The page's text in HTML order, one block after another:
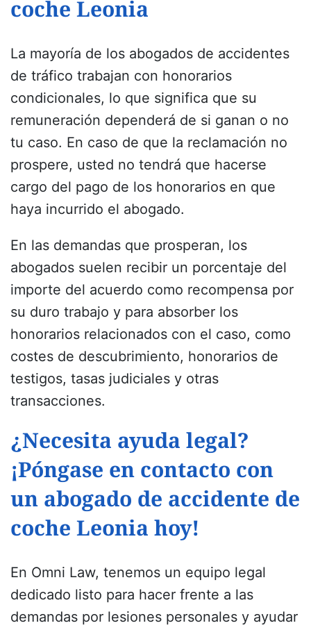
coche Leonia
La mayoría de los abogados de accidentes
de tráfico trabajan con honorarios
condicionales, lo que significa que su
remuneración dependerá de si ganan o no
tu caso. En caso de que la reclamación no
prospere, usted no tendrá que hacerse
cargo del pago de los honorarios en que
haya incurrido el abogado.
En las demandas que prosperan, los
abogados suelen recibir un porcentaje del
importe del acuerdo como recompensa por
su duro trabajo y para absorber los
honorarios relacionados con el caso, como
costes de descubrimiento, honorarios de
testigos, tasas judiciales y otras
transacciones.
¿Necesita ayuda legal?
¡Póngase en contacto con
un abogado de accidente de
coche Leonia hoy!
En Omni Law, tenemos un equipo legal
dedicado listo para hacer frente a las
demandas por lesiones personales y ayudar